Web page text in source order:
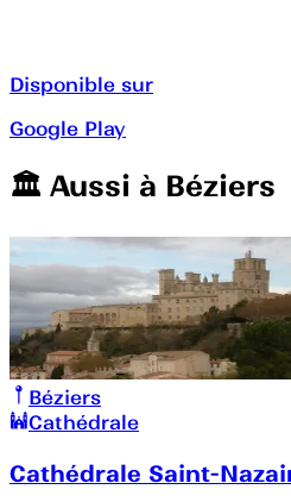
Disponible sur
Google Play
🏛️️ Aussi à Béziers
Béziers
Cathédrale
Cathédrale Saint-